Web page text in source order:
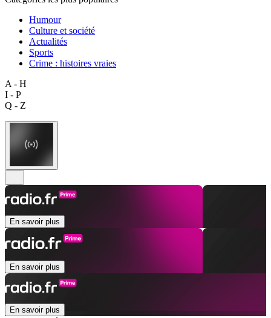
Humour
Culture et société
Actualités
Sports
Crime : histoires vraies
A - H
I - P
Q - Z
En savoir plus
En savoir plus
En savoir plus